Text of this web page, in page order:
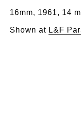
16mm, 1961, 14
Shown at L&F